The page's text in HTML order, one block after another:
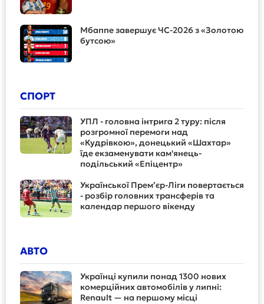
Мбаппе завершує ЧС-2026 з «Золотою
бутсою»
СПОРТ
УПЛ - головна інтрига 2 туру: після
розгромної перемоги над
«Кудрівкою», донецький «Шахтар»
їде екзаменувати кам'янець-
подільський «Епіцентр»
Української Прем’єр-Ліги повертається
- розбір головних трансферів та
календар першого вікенду
АВТО
Українці купили понад 1300 нових
комерційних автомобілів у липні:
Renault — на першому місці